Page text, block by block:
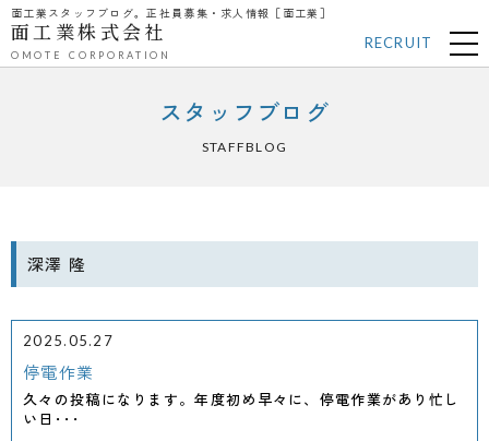
面工業スタッフブログ。正社員募集・求人情報［面工業］
面工業株式会社
OMOTE CORPORATION
RECRUIT
スタッフブログ
STAFFBLOG
深澤 隆
2025.05.27
停電作業
久々の投稿になります。年度初め早々に、停電作業があり忙し
い日･･･